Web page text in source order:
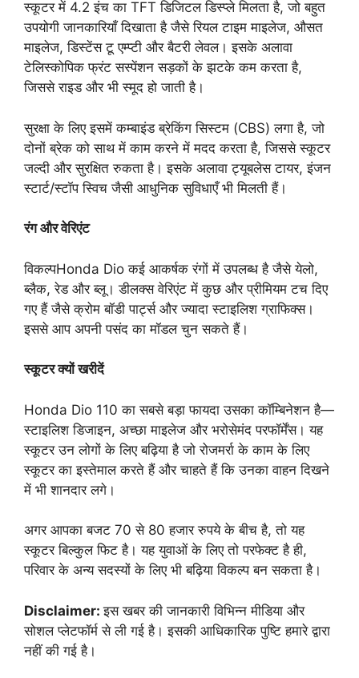
स्कूटर में 4.2 इंच का TFT डिजिटल डिस्प्ले मिलता है, जो बहुत
उपयोगी जानकारियाँ दिखाता है जैसे रियल टाइम माइलेज, औसत
माइलेज, डिस्टेंस टू एम्प्टी और बैटरी लेवल। इसके अलावा
टेलिस्कोपिक फ्रंट सस्पेंशन सड़कों के झटके कम करता है,
जिससे राइड और भी स्मूद हो जाती है।
सुरक्षा के लिए इसमें कम्बाइंड ब्रेकिंग सिस्टम (CBS) लगा है, जो
दोनों ब्रेक को साथ में काम करने में मदद करता है, जिससे स्कूटर
जल्दी और सुरक्षित रुकता है। इसके अलावा ट्यूबलेस टायर, इंजन
स्टार्ट/स्टॉप स्विच जैसी आधुनिक सुविधाएँ भी मिलती हैं।
रंग और वेरिएंट
विकल्पHonda Dio कई आकर्षक रंगों में उपलब्ध है जैसे येलो,
ब्लैक, रेड और ब्लू। डीलक्स वेरिएंट में कुछ और प्रीमियम टच दिए
गए हैं जैसे क्रोम बॉडी पार्ट्स और ज्यादा स्टाइलिश ग्राफिक्स।
इससे आप अपनी पसंद का मॉडल चुन सकते हैं।
स्कूटर क्यों खरीदें
Honda Dio 110 का सबसे बड़ा फायदा उसका कॉम्बिनेशन है—
स्टाइलिश डिजाइन, अच्छा माइलेज और भरोसेमंद परफॉर्मेंस। यह
स्कूटर उन लोगों के लिए बढ़िया है जो रोजमर्रा के काम के लिए
स्कूटर का इस्तेमाल करते हैं और चाहते हैं कि उनका वाहन दिखने
में भी शानदार लगे।
अगर आपका बजट 70 से 80 हजार रुपये के बीच है, तो यह
स्कूटर बिल्कुल फिट है। यह युवाओं के लिए तो परफेक्ट है ही,
परिवार के अन्य सदस्यों के लिए भी बढ़िया विकल्प बन सकता है।
Disclaimer:इस खबर की जानकारी विभिन्न मीडिया और
सोशल प्लेटफॉर्म से ली गई है। इसकी आधिकारिक पुष्टि हमारे द्वारा
नहीं की गई है।